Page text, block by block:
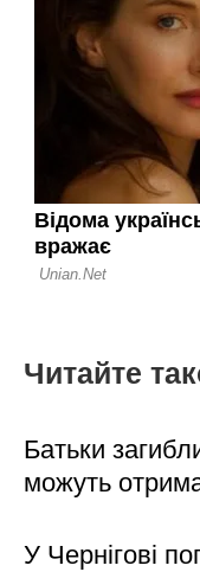
Читайте
Батьки
можуть
У Чернігові